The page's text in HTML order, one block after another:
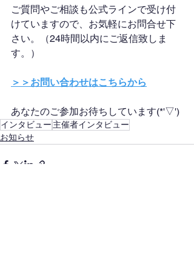
ご質問やご相談も公式ラインで受け付
けていますので、お気軽にお問合せ下
さい。（24時間以内にご返信致しま
す。）
＞＞お問い合わせはこちらから
あなたのご参加お待ちしています(*'▽')
インタビュー 主催者インタビュー
お知らせ